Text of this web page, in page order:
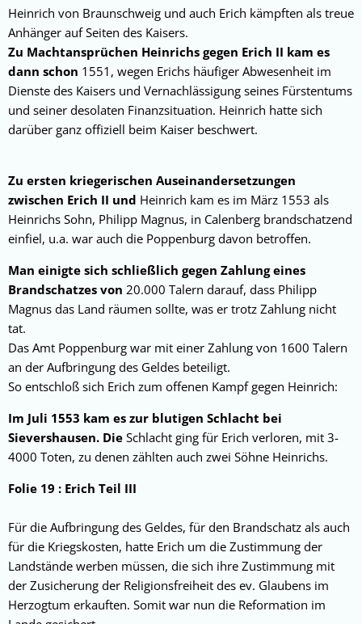
Heinrich von Braunschweig und auch Erich kämpften als treue
Anhänger auf Seiten des Kaisers.
Zu Machtansprüchen Heinrichs gegen Erich II kam es
dann schon 1551, wegen Erichs häufiger Abwesenheit im
Dienste des Kaisers und Vernachlässigung seines Fürstentums
und seiner desolaten Finanzsituation. Heinrich hatte sich
darüber ganz offiziell beim Kaiser beschwert.
Zu ersten kriegerischen Auseinandersetzungen
zwischen Erich II und Heinrich kam es im März 1553 als
Heinrichs Sohn, Philipp Magnus, in Calenberg brandschatzend
einfiel, u.a. war auch die Poppenburg davon betroffen.
Man einigte sich schließlich gegen Zahlung eines
Brandschatzes von 20.000 Talern darauf, dass Philipp
Magnus das Land räumen sollte, was er trotz Zahlung nicht
tat.
Das Amt Poppenburg war mit einer Zahlung von 1600 Talern
an der Aufbringung des Geldes beteiligt.
So entschloß sich Erich zum offenen Kampf gegen Heinrich:
Im Juli 1553 kam es zur blutigen Schlacht bei
Sievershausen. Die Schlacht ging für Erich verloren, mit 3-
4000 Toten, zu denen zählten auch zwei Söhne Heinrichs.
Folie 19 : Erich Teil III
Für die Aufbringung des Geldes, für den Brandschatz als auch
für die Kriegskosten, hatte Erich um die Zustimmung der
Landstände werben müssen, die sich ihre Zustimmung mit
der Zusicherung der Religionsfreiheit des ev. Glaubens im
Herzogtum erkauften. Somit war nun die Reformation im